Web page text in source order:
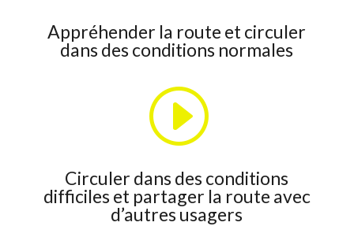
Appréhender la route et circuler
dans des conditions normales
I
Circuler dans des conditions
difficiles et partager la route avec
d’autres usagers